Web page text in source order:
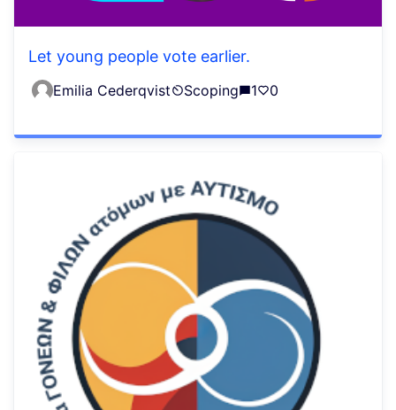
Let young people vote earlier.
Emilia Cederqvist Scoping 1 0